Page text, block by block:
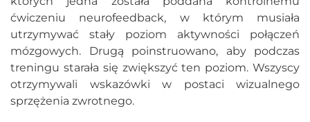
ćwiczeniu neurofeedback, w którym musiała
utrzymywać stały poziom aktywności połączeń
mózgowych. Drugą poinstruowano, aby podczas
treningu starała się zwiększyć ten poziom. Wszyscy
otrzymywali wskazówki w postaci wizualnego
sprzężenia zwrotnego.